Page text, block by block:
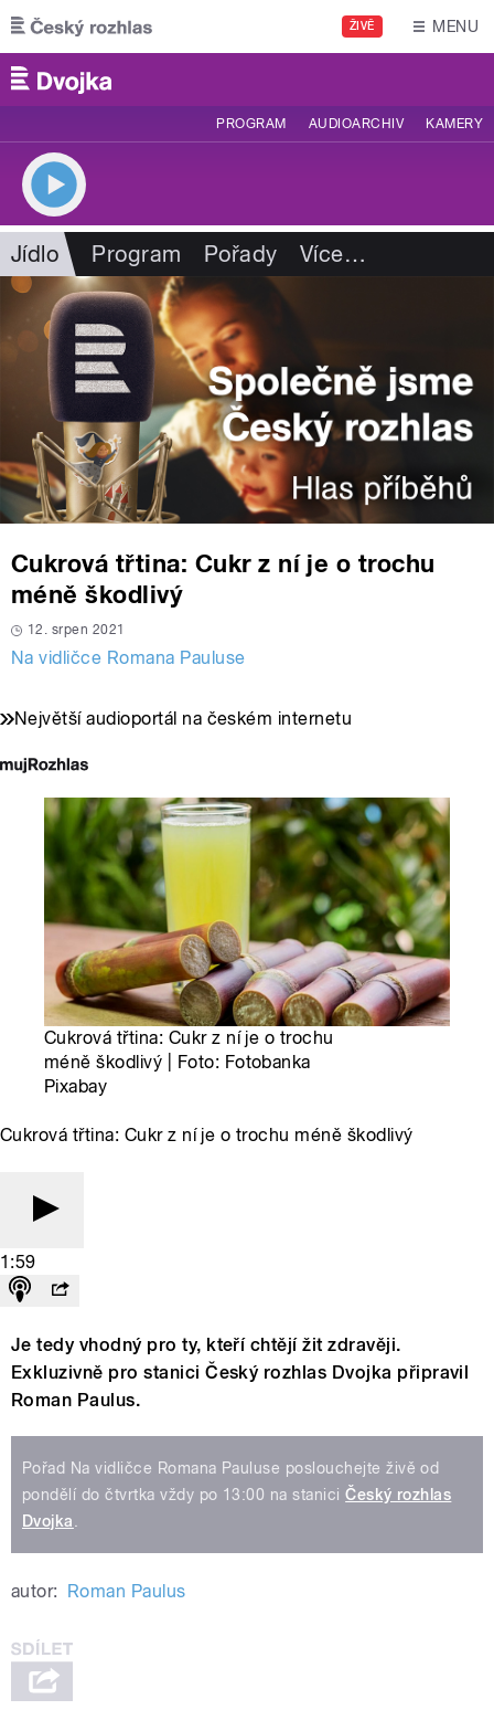
Přejít k hlavnímu obsahu
ŽIVĚ MENU
PROGRAM AUDIOARCHIV KAMERY
Jídlo Program Pořady Více…
Cukrová třtina: Cukr z ní je o trochu
méně škodlivý
12. srpen 2021
Na vidličce Romana Pauluse
Největší audioportál na českém internetu
Cukrová třtina: Cukr z ní je o trochu
méně škodlivý | Foto: Fotobanka
Pixabay
Cukrová třtina: Cukr z ní je o trochu méně škodlivý
1:59
Je tedy vhodný pro ty, kteří chtějí žit zdravěji.
Exkluzivně pro stanici Český rozhlas Dvojka připravil
Roman Paulus.
Pořad Na vidličce Romana Pauluse poslouchejte živě od
pondělí do čtvrtka vždy po 13:00 na staniciČeský rozhlas
Dvojka.
autor: Roman Paulus